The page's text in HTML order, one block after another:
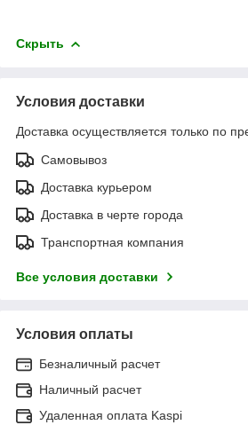
Скрыть
Условия доставки
Доставка осуществляется только по
Самовывоз
Доставка курьером
Доставка в черте города
Транспортная компания
Все условия доставки
Условия оплаты
Безналичный расчет
Наличный расчет
Удаленная оплата Kaspi